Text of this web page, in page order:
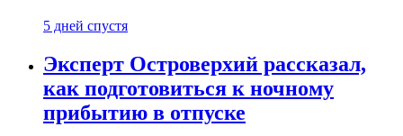
5 дней спустя
Эксперт Островерхий рассказал,
как подготовиться к ночному
прибытию в отпуске